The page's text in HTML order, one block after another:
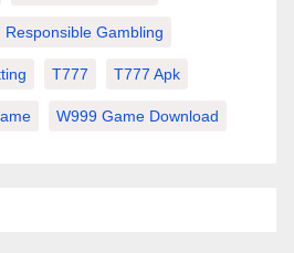
Responsible Gambling
T777 T777 Apk
W999 Game Download